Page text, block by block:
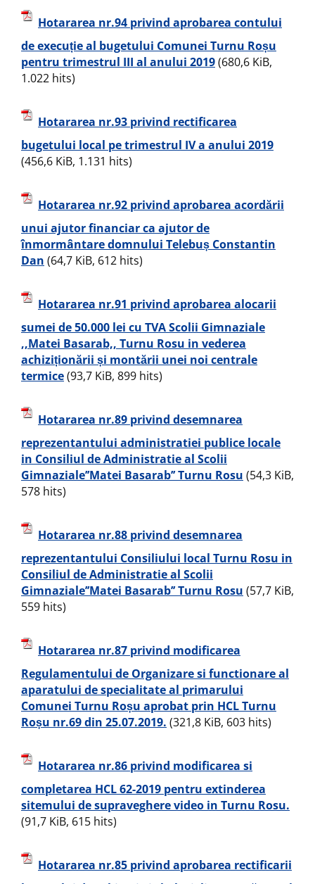
Hotararea nr.94 privind aprobarea contului
de execuție al bugetului Comunei Turnu Roșu
pentru trimestrul III al anului 2019(680,6 KiB,
1.022 hits)
Hotararea nr.93 privind rectificarea
bugetului local pe trimestrul IV a anului 2019
(456,6 KiB, 1.131 hits)
Hotararea nr.92 privind aprobarea acordării
unui ajutor financiar ca ajutor de
înmormântare domnului Telebuș Constantin
Dan (64,7 KiB, 612 hits)
Hotararea nr.91 privind aprobarea alocarii
sumei de 50.000 lei cu TVA Scolii Gimnaziale
,,Matei Basarab,, Turnu Rosu in vederea
achiziționării și montării unei noi centrale
termice(93,7 KiB, 899 hits)
Hotararea nr.89 privind desemnarea
reprezentantului administratiei publice locale
in Consiliul de Administratie al Scolii
Gimnaziale’’Matei Basarab’’ Turnu Rosu (54,3 KiB,
578 hits)
Hotararea nr.88 privind desemnarea
reprezentantului Consiliului local Turnu Rosu in
Consiliul de Administratie al Scolii
Gimnaziale’’Matei Basarab’’ Turnu Rosu (57,7 KiB,
559 hits)
Hotararea nr.87 privind modificarea
Regulamentului de Organizare si functionare al
aparatului de specialitate al primarului
Comunei Turnu Roșu aprobat prin HCL Turnu
Roșu nr.69 din 25.07.2019. (321,8 KiB, 603 hits)
Hotararea nr.86 privind modificarea si
completarea HCL 62-2019 pentru extinderea
sitemului de supraveghere video in Turnu Rosu.
(91,7 KiB, 615 hits)
Hotararea nr.85 privind aprobarea rectificarii